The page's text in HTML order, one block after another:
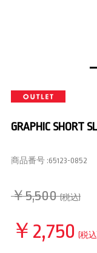
GRAPHIC SHORT
商品番号 :65123-0852
￥5,500 (税込)
￥2,750 (税込)